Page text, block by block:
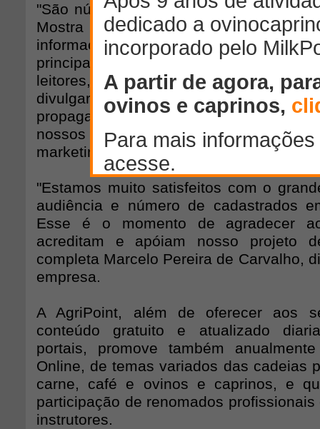
"São números que merecem uma
Mostra que o agronegócio está cada
informação de qualidade,
principal motivo para nosso
leitores, que se atualizam, comentam,
divulgar nossos sites a
propaganda boca-a-boca é o que
nossos portais," diz Miguel da Rocha
marketing da AgriPoint.
"Estamos muito satisfeitos com o
audiência e número de cadastrados
Esse é o momento de agradecer
acreditam e apóiam nosso projeto
completa Marcelo Pereira de Carvalho,
empresa.
A AgriPoint, além de oferecer aos
conteúdo gratuito e atualizado
portais, promove também
Online, de temas variados das cadeias
carne, café e ovinos e caprinos, e
participação de renomados
instrutores.